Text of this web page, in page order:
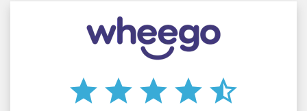
star star star star star_half